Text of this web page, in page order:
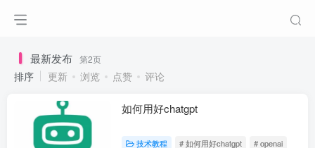
最新发布 第2页
排序 更新 浏览 点赞 评论
如何用好chatgpt
技术教程 # 如何用好chatgpt # openai